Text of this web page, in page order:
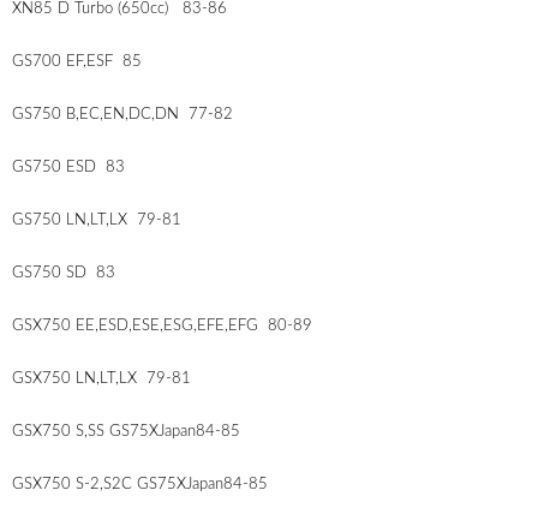
XN85 D Turbo (650cc) 83-86
GS700 EF,ESF 85
GS750 B,EC,EN,DC,DN 77-82
GS750 ESD 83
GS750 LN,LT,LX 79-81
GS750 SD 83
GSX750 EE,ESD,ESE,ESG,EFE,EFG 80-89
GSX750 LN,LT,LX 79-81
GSX750 S,SS GS75XJapan84-85
GSX750 S-2,S2C GS75XJapan84-85